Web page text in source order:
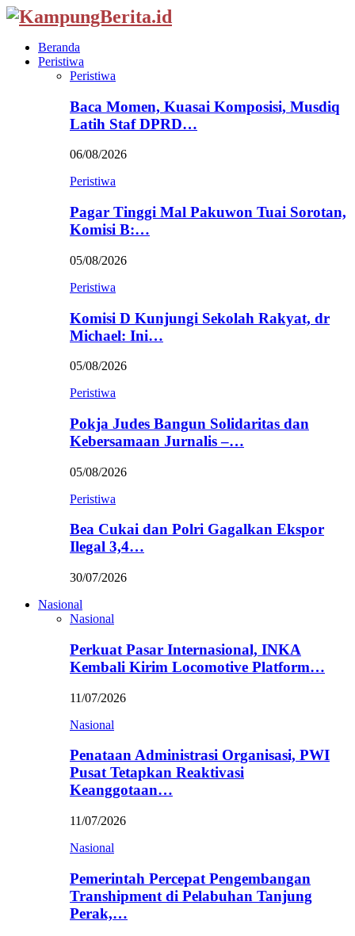
Beranda
Peristiwa
Peristiwa
Baca Momen, Kuasai Komposisi, Musdiq
Latih Staf DPRD…
06/08/2026
Peristiwa
Pagar Tinggi Mal Pakuwon Tuai Sorotan,
Komisi B:…
05/08/2026
Peristiwa
Komisi D Kunjungi Sekolah Rakyat, dr
Michael: Ini…
05/08/2026
Peristiwa
Pokja Judes Bangun Solidaritas dan
Kebersamaan Jurnalis –…
05/08/2026
Peristiwa
Bea Cukai dan Polri Gagalkan Ekspor
Ilegal 3,4…
30/07/2026
Nasional
Nasional
Perkuat Pasar Internasional, INKA
Kembali Kirim Locomotive Platform…
11/07/2026
Nasional
Penataan Administrasi Organisasi, PWI
Pusat Tetapkan Reaktivasi
Keanggotaan…
11/07/2026
Nasional
Pemerintah Percepat Pengembangan
Transhipment di Pelabuhan Tanjung
Perak,…